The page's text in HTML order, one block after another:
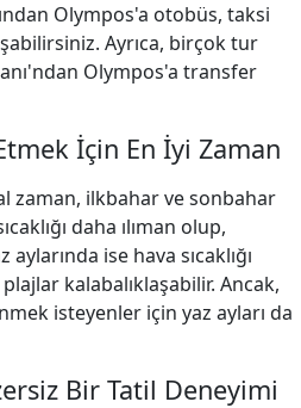
Olympos'a otobüs, taksi
Ayrıca, birçok tur
Olympos'a transfer
İçin En İyi Zaman
zaman, ilkbahar ve sonbahar
daha ılıman olup,
aylarında ise hava sıcaklığı
kalabalıklaşabilir. Ancak,
isteyenler için yaz ayları da
Bir Tatil Deneyimi